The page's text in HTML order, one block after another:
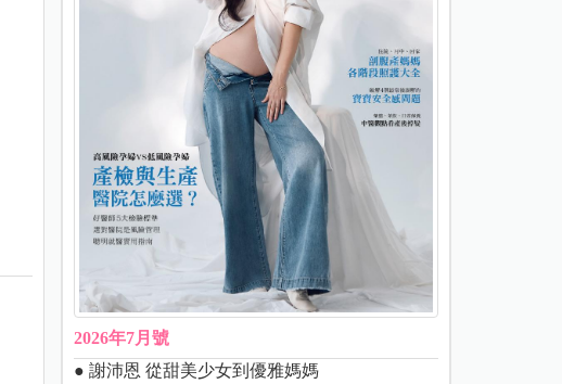
2026年7月號
● 謝沛恩 從甜美少女到優雅媽媽